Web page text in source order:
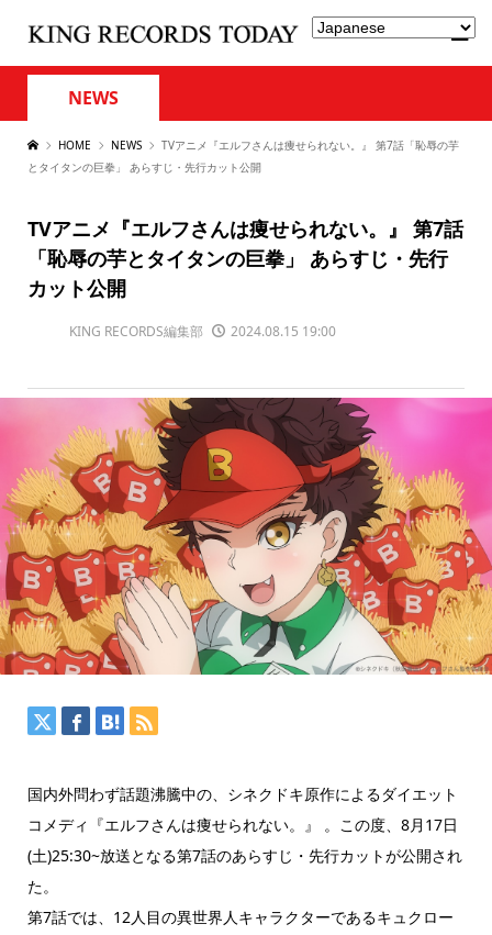
NEWS
HOME NEWS
TVアニメ『エルフさんは痩せられない。』 第7話「恥辱の芋
とタイタンの巨拳」 あらすじ・先行カット公開
TVアニメ『エルフさんは痩せられない。』 第7話
「恥辱の芋とタイタンの巨拳」 あらすじ・先行
カット公開
KING RECORDS編集部 2024.08.15 19:00
国内外問わず話題沸騰中の、シネクドキ原作によるダイエット
コメディ『エルフさんは痩せられない。』 。この度、8月17日
(土)25:30~放送となる第7話のあらすじ・先行カットが公開され
た。
第7話では、12人目の異世界人キャラクターであるキュクロー